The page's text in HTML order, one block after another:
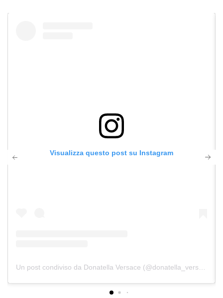
Visualizza questo post su Instagram